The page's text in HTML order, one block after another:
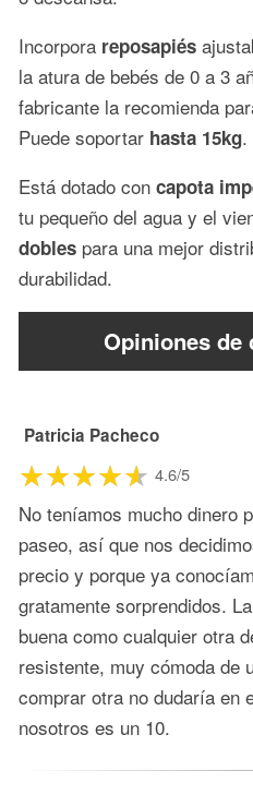
Incorpora reposapiés
la atura de bebés de 0 a 3
fabricante la recomienda
Puede soportar hasta 15kg.
Está dotado con capota
tu pequeño del agua y el
dobles para una mejor
durabilidad.
Opiniones de
Patricia Pacheco
4.6/5
No teníamos mucho dinero
paseo, así que nos
precio y porque ya
gratamente sorprendidos.
buena como cualquier otra
resistente, muy cómoda de
comprar otra no dudaría en
nosotros es un 10.